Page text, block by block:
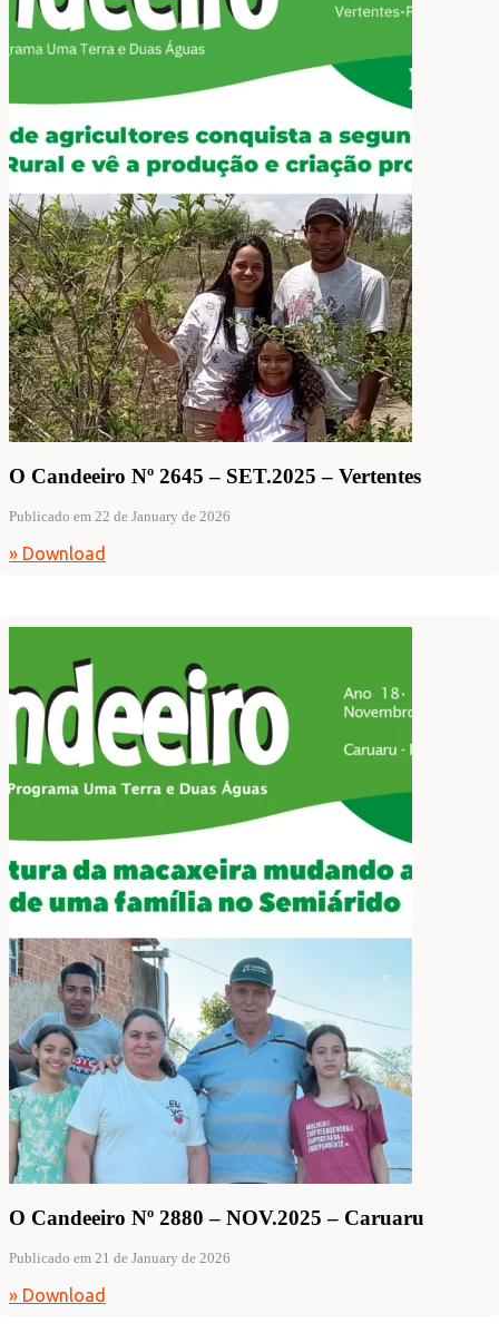
O Candeeiro Nº 2645 – SET.2025 – Vertentes
Publicado em 22 de January de 2026
» Download
O Candeeiro Nº 2880 – NOV.2025 – Caruaru
Publicado em 21 de January de 2026
» Download